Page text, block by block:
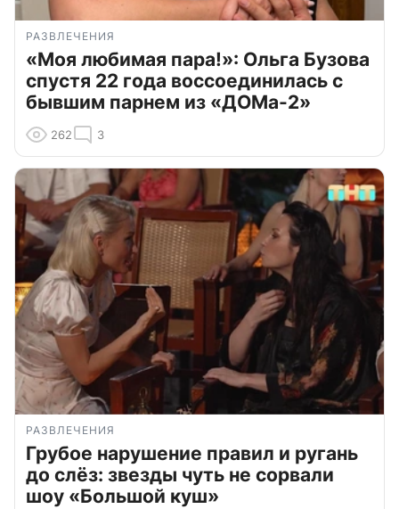
РАЗВЛЕЧЕНИЯ
«Моя любимая пара!»: Ольга Бузова
спустя 22 года воссоединилась с
бывшим парнем из «ДОМа-2»
262 3
РАЗВЛЕЧЕНИЯ
Грубое нарушение правил и ругань
до слёз: звезды чуть не сорвали
шоу «Большой куш»